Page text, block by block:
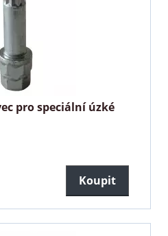
pro speciální úzké
Koupit